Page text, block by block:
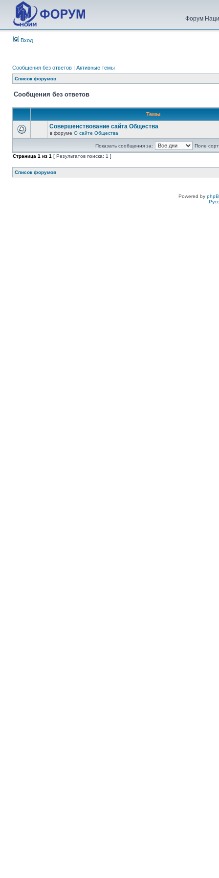
Форум
Вход
Сообщения без ответов | Активные темы
Список форумов
Сообщения без ответов
Темы
Совершенствование сайта Общества
в форуме О сайте Общества
Показать сообщения за:
Поле
Страница 1 из 1 [ Результатов поиска: 1 ]
Список форумов
Powered by